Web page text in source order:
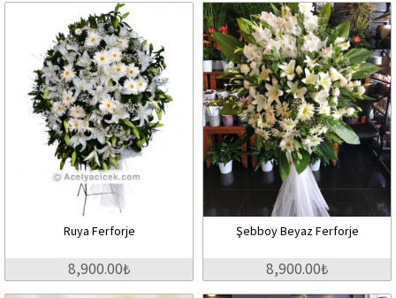
Ruya Ferforje
8,900.00₺
Şebboy Beyaz Ferforje
8,900.00₺